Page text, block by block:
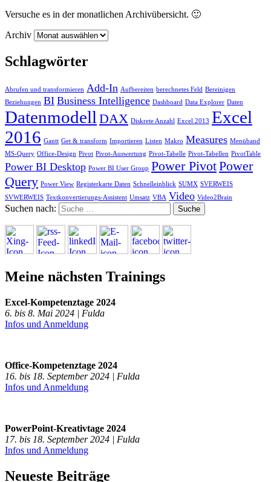
Versuche es in der monatlichen Archivübersicht. 🙂
Archiv
Schlagwörter
Abrufen und transformieren Add-In Aufbereiten berechnetes Feld Bereinigen
Beziehungen BI Business Intelligence Dashboard Data Explorer Daten
Datenmodell DAX Diskrete Anzahl Excel 2013 Excel
2016 Gantt Get & transform Importieren Listen Makro Measures Menüband
MS-Query Office-Design Pivot Pivot-Auswertung Pivot-Tabelle Pivot-Tabellen PivotTable
Power BI Desktop Power BI User Group Power PivotPower
Query Power View Registerkarte Daten Schnelleinblick SUMX SVERWEIS
SVWERWEIS Textkonvertierungs-Assistent Umsatz VBA Video Video2Brain
Suchen nach:
Meine nächsten Trainings
Excel-Kompetenztage 2024
6. bis 8. Mai 2024 | Fulda
Infos und Anmeldung
Office-Kompetenztage 2024
16. bis 18. September 2024 | Fulda
Infos und Anmeldung
PowerPoint-Kreativtage 2024
17. bis 18. September 2024 | Fulda
Infos und Anmeldung
Neueste Beiträge